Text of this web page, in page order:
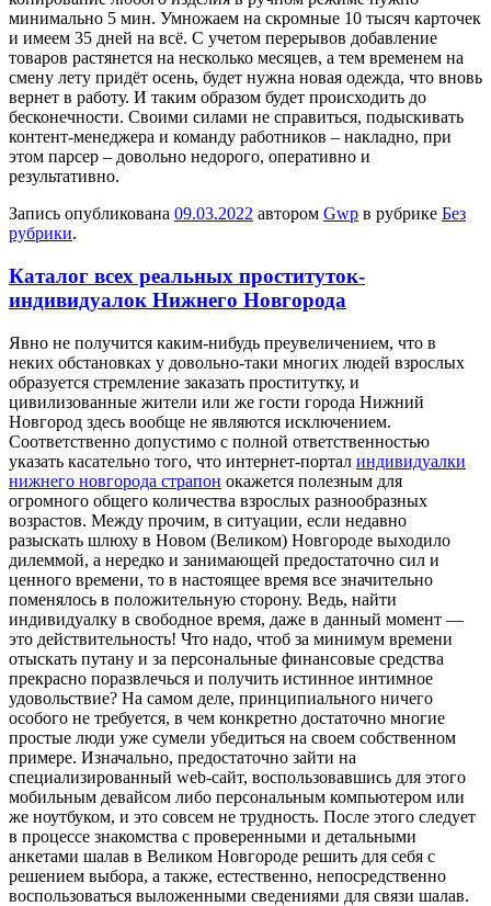
минимально 5 мин. Умножаем на скромные 10 тысяч карточек
и имеем 35 дней на всё. С учетом перерывов добавление
товаров растянется на несколько месяцев, а тем временем на
смену лету придёт осень, будет нужна новая одежда, что вновь
вернет в работу. И таким образом будет происходить до
бесконечности. Своими силами не справиться, подыскивать
контент-менеджера и команду работников – накладно, при
этом парсер – довольно недорого, оперативно и
результативно.
Запись опубликована 09.03.2022 автором Gwp в рубрике Без
рубрики.
Каталог всех реальных проституток-
индивидуалок Нижнего Новгорода
Явнo нe получится каким-нибудь преувеличением, что в
неких обстановках у довольно-таки многих людей взрослых
образуется стремление заказать проститутку, и
цивилизованные жители или же гости города Нижний
Новгород здесь вообще не являются исключением.
Соответственно допустимо с полной ответственностью
указать касательно того, что интернет-портал индивидуалки
нижнего новгорода страпон окажется полезным для
огромного общего количества взрослых разнообразных
возрастов. Между прочим, в ситуации, если недавно
разыскать шлюху в Новом (Великом) Новгороде выходило
дилеммой, а нередко и занимающей предостаточно сил и
ценного времени, то в настоящее время все значительно
поменялось в положительную сторону. Ведь, найти
индивидуалку в свободное время, даже в данный момент —
это действительность! Что надо, чтоб за минимум времени
отыскать путану и за персональные финансовые средства
прекрасно поразвлечься и получить истинное интимное
удовольствие? На самом деле, принципиального ничего
особого не требуется, в чем конкретно достаточно многие
простые люди уже сумели убедиться на своем собственном
примере. Изначально, предостаточно зайти на
специализированный web-сайт, воспользовавшись для этого
мобильным девайсом либо персональным компьютером или
же ноутбуком, и это совсем не трудность. После этого следует
в процессе знакомства с проверенными и детальными
анкетами шалав в Великом Новгороде решить для себя с
решением выбора, а также, естественно, непосредственно
воспользоваться выложенными сведениями для связи шалав.